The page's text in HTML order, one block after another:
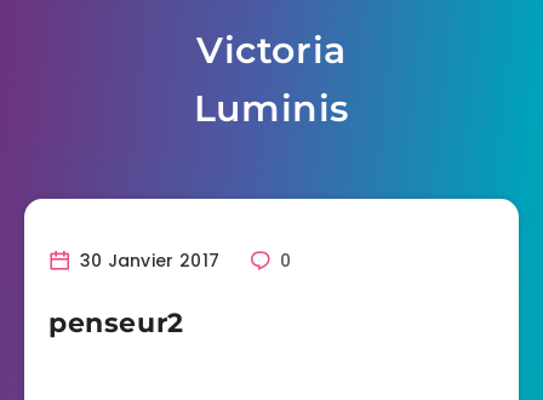
Victoria
Luminis
30 Janvier 2017 0
penseur2